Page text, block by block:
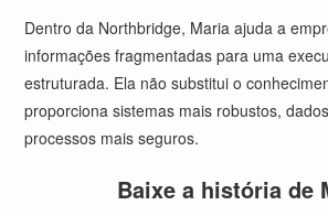
Dentro da Northbridge, Maria ajuda a
informações fragmentadas para uma
estruturada. Ela não substitui o
proporciona sistemas mais robustos,
processos mais seguros.
Baixe a história de